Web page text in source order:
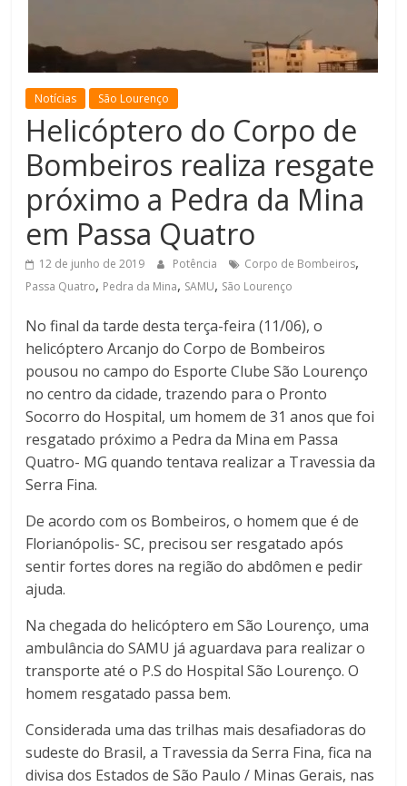
Minas
Notícias São Lourenço
Helicóptero do Corpo de
Bombeiros realiza resgate
próximo a Pedra da Mina
em Passa Quatro
12 de junho de 2019 Potência Corpo de Bombeiros,
Passa Quatro, Pedra da Mina, SAMU, São Lourenço
No final da tarde desta terça-feira (11/06), o
helicóptero Arcanjo do Corpo de Bombeiros
pousou no campo do Esporte Clube São Lourenço
no centro da cidade, trazendo para o Pronto
Socorro do Hospital, um homem de 31 anos que foi
resgatado próximo a Pedra da Mina em Passa
Quatro- MG quando tentava realizar a Travessia da
Serra Fina.
De acordo com os Bombeiros, o homem que é de
Florianópolis- SC, precisou ser resgatado após
sentir fortes dores na região do abdômen e pedir
ajuda.
Na chegada do helicóptero em São Lourenço, uma
ambulância do SAMU já aguardava para realizar o
transporte até o P.S do Hospital São Lourenço. O
homem resgatado passa bem.
Considerada uma das trilhas mais desafiadoras do
sudeste do Brasil, a Travessia da Serra Fina, fica na
divisa dos Estados de São Paulo / Minas Gerais, nas